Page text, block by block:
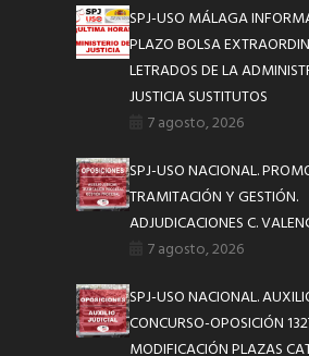
SPJ-USO MÁLAGA
PLAZO BOLSA
LETRADOS DE LA
JUSTICIA SUSTITUTOS
7 agosto, 2026
SPJ-USO NACIONAL.
TRAMITACIÓN Y GESTIÓN.
ADJUDICACIONES C.
7 agosto, 2026
SPJ-USO NACIONAL.
CONCURSO-OPOSICIÓN
MODIFICACIÓN PLAZAS